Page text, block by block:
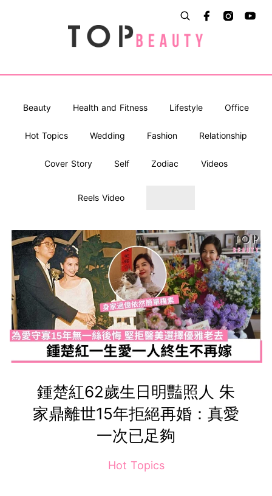
Beauty Health and Fitness Lifestyle Office
Hot Topics Wedding Fashion Relationship
Cover Story Self Zodiac Videos
Reels Video
鍾楚紅62歲生日明豔照人 朱
家鼎離世15年拒絕再婚：真愛
一次已足夠
Hot Topics